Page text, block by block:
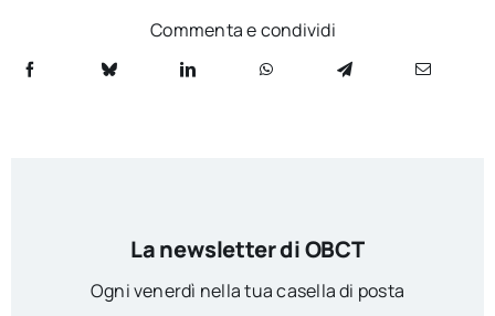
Commenta e condividi
La newsletter di OBCT
Ogni venerdì nella tua casella di posta